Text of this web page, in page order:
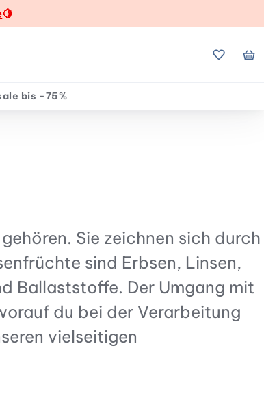
🍋
Meine
bis -75%
Sie zeichnen sich durch
sind Erbsen, Linsen,
Ballaststoffe. Der Umgang mit
du bei der Verarbeitung
vielseitigen